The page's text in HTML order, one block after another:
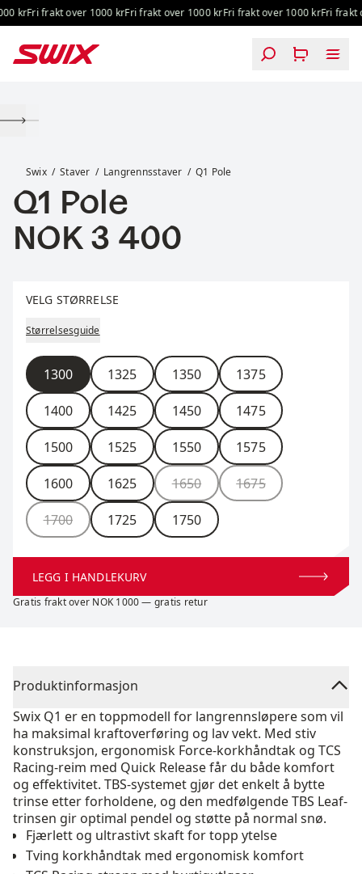
Hopp til innhold
kr Fri frakt over 1000 kr Fri frakt over 1000 kr Fri frakt over 1000 kr Fri frakt
Swix Staver Langrennsstaver Q1 Pole
Q1 Pole
Pris:
NOK 3 400
VELG STØRRELSE
Størrelsesguide
Størrelse
1300 1325 1350 1375
1400 1425 1450 1475
1500 1525 1550 1575
1600 1625 1650 1675
1700 1725 1750
LEGG I HANDLEKURV
Gratis frakt over NOK 1000 — gratis retur
Produktinformasjon
Swix Q1 er en toppmodell for langrennsløpere som vil
ha maksimal kraftoverføring og lav vekt. Med stiv
konstruksjon, ergonomisk Force-korkhåndtak og TCS
Racing-reim med Quick Release får du både komfort
og effektivitet. TBS-systemet gjør det enkelt å bytte
trinse etter forholdene, og den medfølgende TBS Leaf-
trinsen gir optimal pendel og støtte på normal snø.
Fjærlett og ultrastivt skaft for topp ytelse
Tving korkhåndtak med ergonomisk komfort